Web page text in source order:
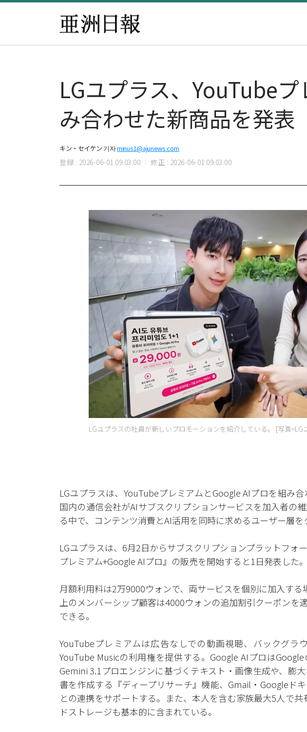
LGユプラス、YouTube
み合わせた新商品を発表
キン・セイケン 기자minus1@ajunews.com
登録 : 2026-06-01 09:03:00 修正 : 2026-06-01 09:03:00
LGユプラスの社員が新しいプロモーションを紹介している。 [写真=LG
LGユプラスは、YouTubeプレミアムとGoogle AIプロを組み
国内の通信会社がAIサブスクリプションサービスを加入者の
る中で、コンテンツ消費とAI活用を同時に求めるユーザー層を
LGユプラスは、6月2日からサブスクリプションプラットフォ
プレミアム+Google AIプロ』の販売を開始すると1日発表した。
月額利用料は2万9000ウォンで、両サービスを個別に加入す
上のメンバーシップ顧客は4000ウォンの追加割引クーポンを
できる。
YouTubeプレミアムは広告なしでの動画視聴、バックグラ
YouTube Musicの利用権を提供する。Google AIプロは
Gemini 3.1プロエンジンに基づくテキスト・画像生成や、膨
書を作成する『ディープリサーチ』機能、Gmail・Googleド
との連携をサポートする。また、本人を含む家族最大5人で
ドストレージも基本的に含まれている。